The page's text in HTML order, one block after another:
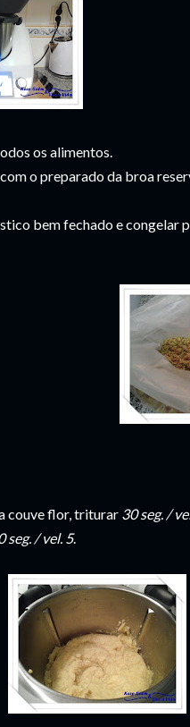
os alimentos.
o preparado da broa
bem fechado e congelar
couve flor, triturar 30 seg. /
seg. / vel. 5.